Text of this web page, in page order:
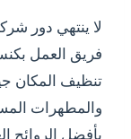
لا ينتهي دور
فريق العمل
تنظيف المكان
والمطهرات
بأفضل الروائح